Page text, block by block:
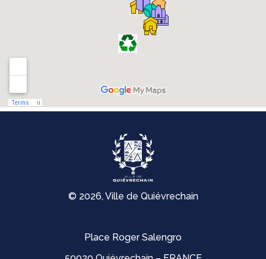
© 2026, Ville de Quiévrechain
Place Roger Salengro